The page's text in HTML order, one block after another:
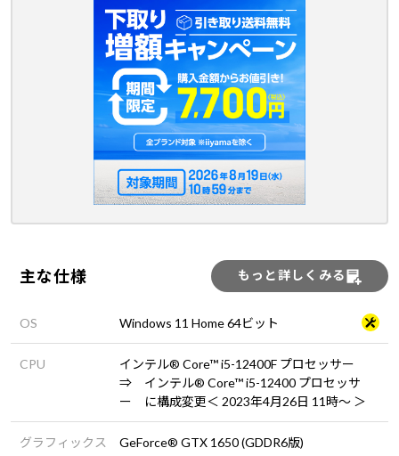
主な仕様 もっと詳しくみる
OS Windows 11 Home 64ビット
CPU
インテル® Core™ i5-12400F プロセッサー
⇒ インテル® Core™ i5-12400 プロセッサ
ー に構成変更＜ 2023年4月26日 11時～ ＞
グラフィックス GeForce® GTX 1650 (GDDR6版)